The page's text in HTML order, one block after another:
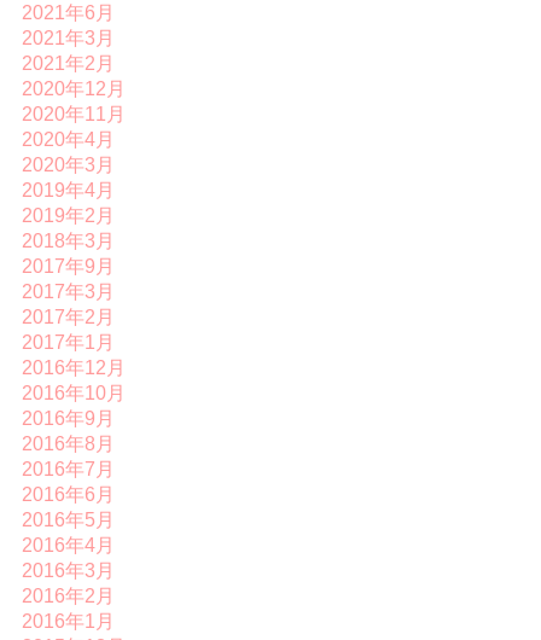
2021年6月
2021年3月
2021年2月
2020年12月
2020年11月
2020年4月
2020年3月
2019年4月
2019年2月
2018年3月
2017年9月
2017年3月
2017年2月
2017年1月
2016年12月
2016年10月
2016年9月
2016年8月
2016年7月
2016年6月
2016年5月
2016年4月
2016年3月
2016年2月
2016年1月